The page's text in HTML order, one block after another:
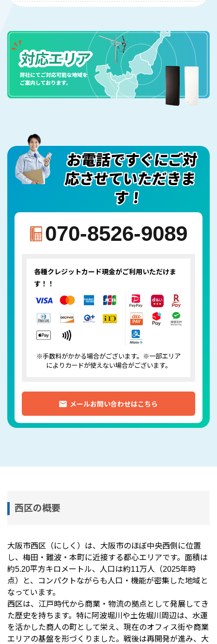
は、ブースターの設置が必要な場合もあります。現
応したテレビやチューナーが必要となります。ま
た、専用の配線材料も必要になりますので、視聴を
ご希望の場合は事前にお知らせください。
お電話ですぐにご対
応させていただきま
す！
070-8526-9089
メールお問い合わせはこちら
各種クレジットカード現金がご利用いただけま
す！！
※手数料がかかる場合がございます。※一部エリア
によりカードが使えない場合がございます。
西区の概要
大阪市西区 （にしく）は、大阪市のほぼ中央西側に位置
し、梅田・難波・本町に近接する都心エリアです。面積は
約5.20平方キロメートル、人口は約11万人（2025年時
点）と、コンパクトながらも人口・機能が密集した地域と
なっています。
西区は、江戸時代から商業・物流の拠点として発展してき
た歴史を持ちます。特に阿波堀川や土佐堀川周辺は、水運
を活かした商人の町として栄え、現在のオフィス街や商業
エリアの基盤を形づくりました。戦後は再開発が進み、大